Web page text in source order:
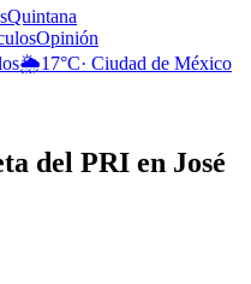
Quintana
Opinión
🌦️17°C· Ciudad de México
del PRI en José